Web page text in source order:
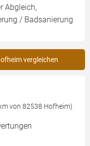
Abgleich,
/ Badsanierung
vergleichen
von 82538 Hofheim)